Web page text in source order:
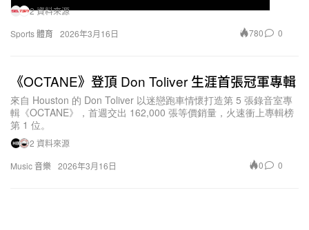
Sports 體育
2 資料來源
2026年3月16日
780 0
Music 音樂
《OCTANE》登頂 Don Toliver 生涯首張冠軍專輯
來自 Houston 的 Don Toliver 以迷戀跑車情懷打造第 5 張錄音室專
輯《OCTANE》，首週交出 162,000 張等價銷量，火速衝上專輯榜
第 1 位。
2 資料來源
2026年3月16日
0 0